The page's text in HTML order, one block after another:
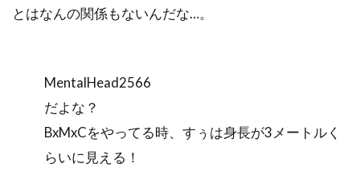
とはなんの関係もないんだな…。
MentalHead2566
だよな？
BxMxCをやってる時、すぅは身長が3メートルく
らいに見える！